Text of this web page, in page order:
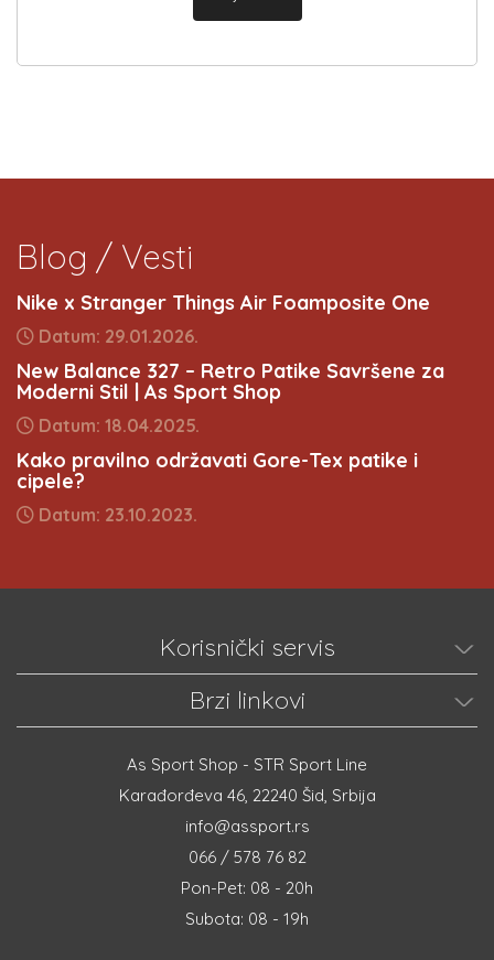
Blog / Vesti
Nike x Stranger Things Air Foamposite One
Datum: 29.01.2026.
New Balance 327 – Retro Patike Savršene za
Moderni Stil | As Sport Shop
Datum: 18.04.2025.
Kako pravilno održavati Gore-Tex patike i
cipele?
Datum: 23.10.2023.
Korisnički servis
Brzi linkovi
As Sport Shop - STR Sport Line
Karađorđeva 46, 22240 Šid, Srbija
info@assport.rs
066 / 578 76 82
Pon-Pet: 08 - 20h
Subota: 08 - 19h